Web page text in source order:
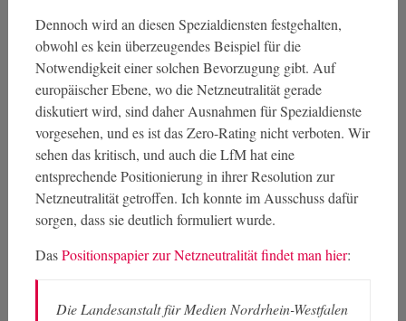
Dennoch wird an diesen Spezialdiensten festgehalten,
obwohl es kein überzeugendes Beispiel für die
Notwendigkeit einer solchen Bevorzugung gibt. Auf
europäischer Ebene, wo die Netzneutralität gerade
diskutiert wird, sind daher Ausnahmen für Spezialdienste
vorgesehen, und es ist das Zero-Rating nicht verboten. Wir
sehen das kritisch, und auch die LfM hat eine
entsprechende Positionierung in ihrer Resolution zur
Netzneutralität getroffen. Ich konnte im Ausschuss dafür
sorgen, dass sie deutlich formuliert wurde.
DasPositionspapier zur Netzneutralität findet man hier:
Die Landesanstalt für Medien Nordrhein-Westfalen